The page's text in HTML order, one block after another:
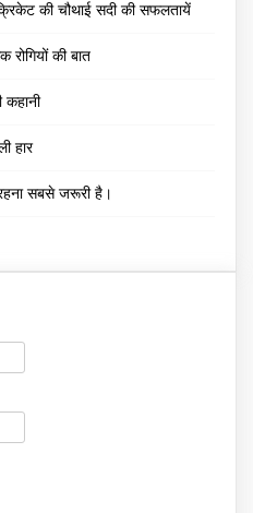
की चौथाई सदी की सफलतायें
रोगियों की बात
कहानी
हार
सबसे जरूरी है।